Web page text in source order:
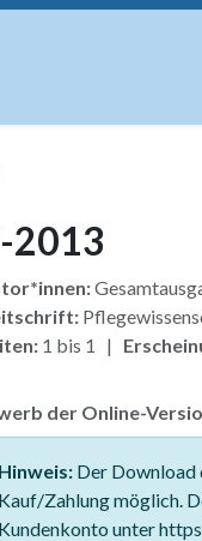
2013
1 bis 1 |
der Online-
Hinweis:Der Download
Kauf/Zahlung möglich.
Kundenkonto unter